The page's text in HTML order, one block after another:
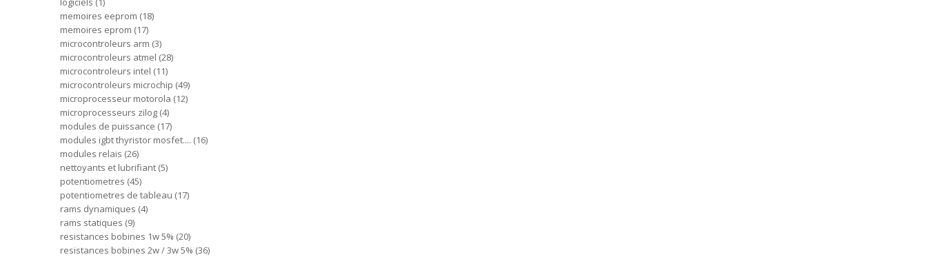
memoires eeprom 18
memoires eprom 17
microcontroleurs arm 3
microcontroleurs atmel 28
microcontroleurs intel 11
microcontroleurs microchip 49
microprocesseur motorola 12
microprocesseurs zilog 4
modules de puissance 17
modules igbt thyristor mosfet.... 16
modules relais 26
nettoyants et lubrifiant 5
potentiometres 45
potentiometres de tableau 17
rams dynamiques 4
rams statiques 9
resistances bobines 1w 5% 20
resistances bobines 2w / 3w 5% 36